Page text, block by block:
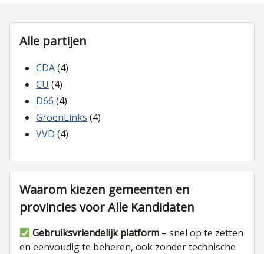
Alle partijen
CDA(4)
CU (4)
D66 (4)
GroenLinks (4)
VVD (4)
Waarom kiezen gemeenten en
provincies voor Alle Kandidaten
Gebruiksvriendelijk platform – snel op te zetten
en eenvoudig te beheren, ook zonder technische